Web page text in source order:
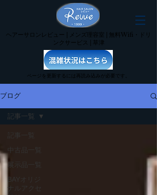
ヘアーサロンレビュー | メンズ理容室 | 無料Wifi・ドリ
ンクサービス | 草津
ページを更新するには再読み込みが必要です。
ブログ
記事一覧
中古品一覧
展示品一覧
BAYオリジ
ナルアクセ
記事一覧